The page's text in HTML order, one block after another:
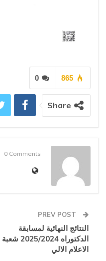
0 865
Share
0 Comments
PREV POST
النتائج النهائية لمسابقة
الدكتوراه 2025/2024 شعبة
الاعلام الالي